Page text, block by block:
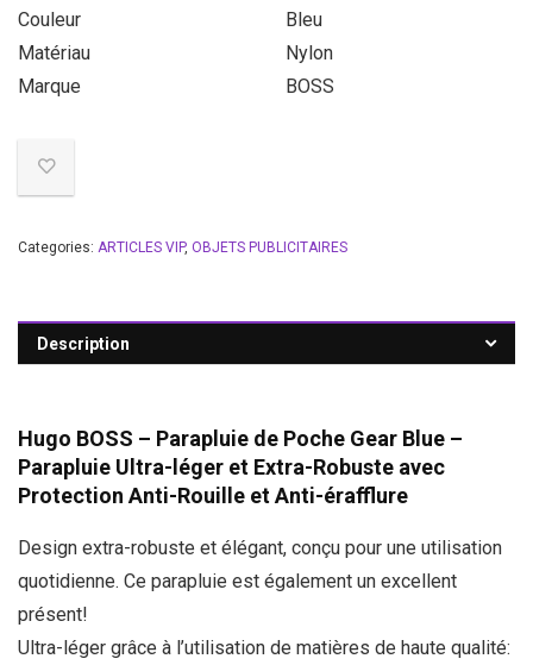
Couleur
Bleu
Matériau
Nylon
Marque
BOSS
Categories: ARTICLES VIP, OBJETS PUBLICITAIRES
Description
Hugo BOSS – Parapluie de Poche Gear Blue –
Parapluie Ultra-léger et Extra-Robuste avec
Protection Anti-Rouille et Anti-érafflure
Design extra-robuste et élégant, conçu pour une utilisation
quotidienne. Ce parapluie est également un excellent
présent!
Ultra-léger grâce à l’utilisation de matières de haute qualité: